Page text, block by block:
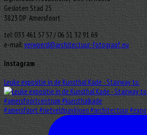
Gesloten Stad 25
3823 DP Amersfoort
tel: 033 461 57 57 / 06 51 32 91 69
e-mail:verwoerd@architectuur-fotograaf.eu
Instagram
Leuke expositie in de Kunsthal Kade - Stairway to.
#amersfoort #rietveldpaviljoen #architectuur #expo